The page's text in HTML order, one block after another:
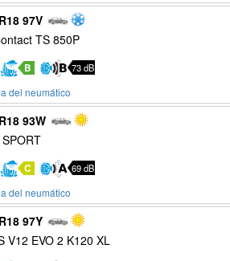
97V
TS 850P
B 73 dB
del neumático
93W
C 69 dB
del neumático
97Y
V12 EVO 2 K120 XL